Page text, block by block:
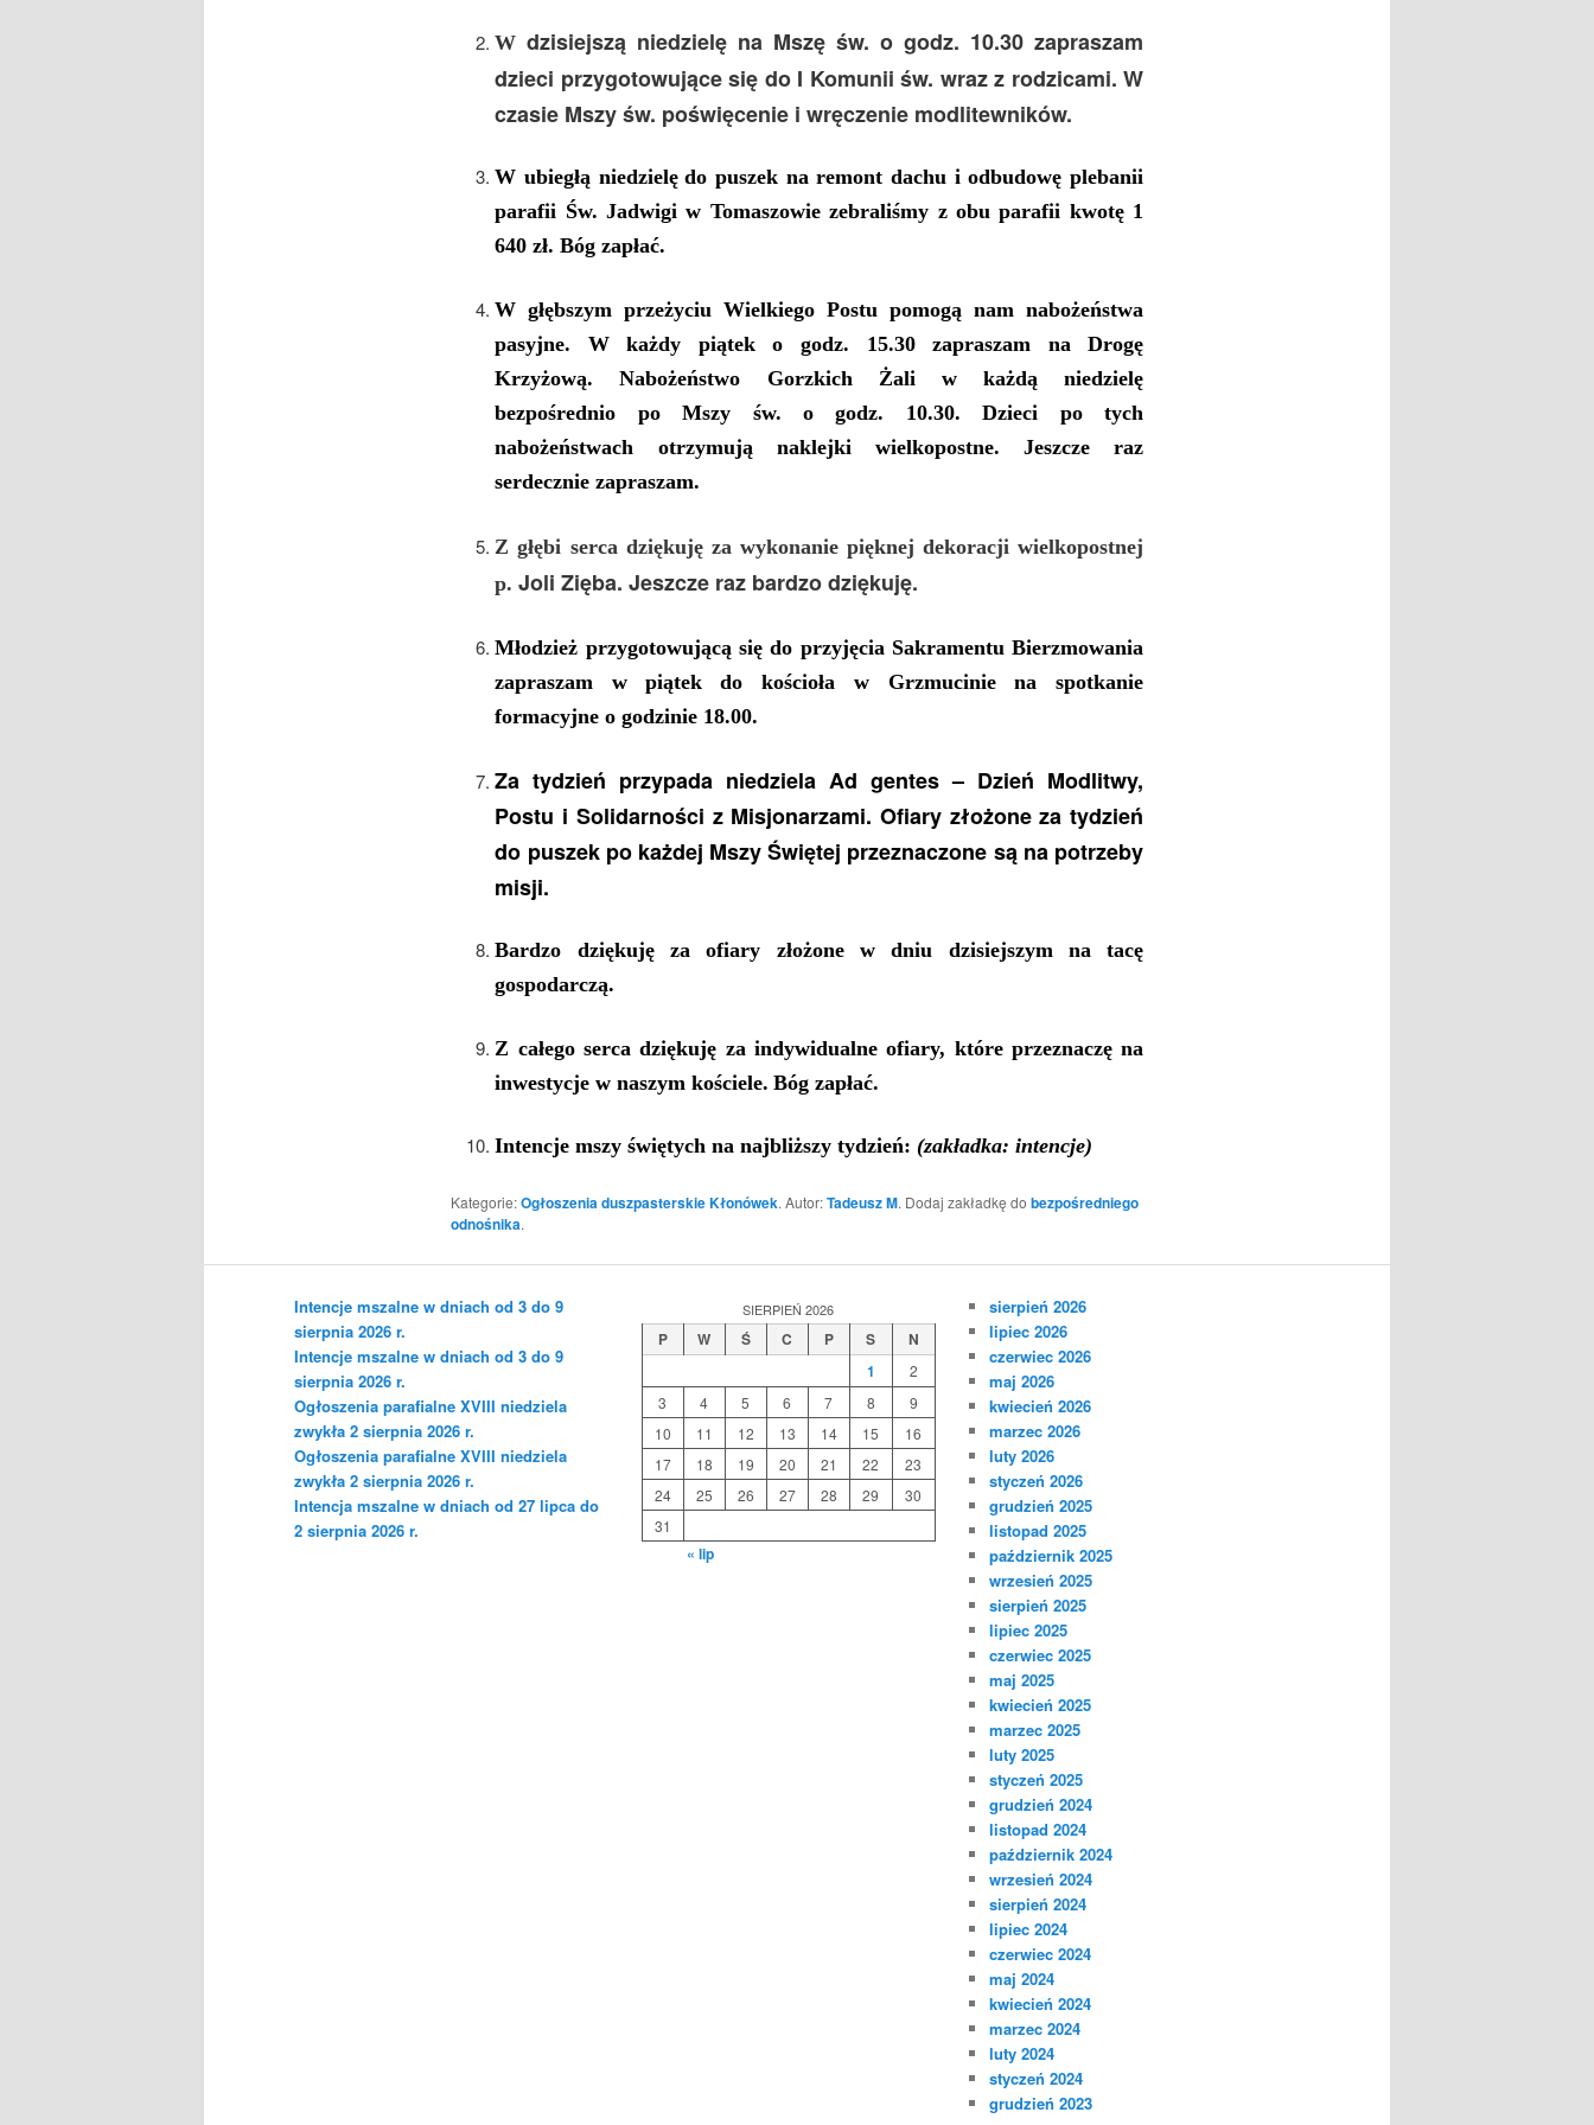
Wdzisiejszą niedzielę na Mszę św. o godz. 10.30 zapraszam
dzieci przygotowujące się do I Komunii św. wraz z rodzicami. W
czasie Mszy św. poświęcenie i wręczenie modlitewników.
Wubiegłą niedzielę do puszek na remont dachu i odbudowę plebanii
parafii Św. Jadwigi w Tomaszowiezebraliśmy z obu parafii kwotę 1
640 zł.Bóg zapłać.
W głębszym przeżyciu Wielkiego Postu pomogą nam nabożeństwa
pasyjne. W każdy piąteko godz. 15.30 zapraszam na Drogę
Krzyżową. Nabożeństwo Gorzkich Żali w każdą niedzielę
bezpośrednio po Mszy św. o godz. 10.30.Dzieci po tych
nabożeństwach otrzymują naklejki wielkopostne. Jeszcze raz
serdecznie zapraszam.
Z głębi serca dziękuję za wykonanie pięknej dekoracji wielkopostnej
p.Joli Zięba. Jeszcze raz bardzo dziękuję.
Młodzież przygotowującą się do przyjęcia Sakramentu Bierzmowania
zapraszamw piątek do kościoław Grzmucinie naspotkanie
formacyjne o godzinie 18.00.
Za tydzień przypada niedziela Ad gentes– Dzień Modlitwy,
Postu i Solidarności z Misjonarzami. Ofiary złożone za tydzień
do puszek po każdej Mszy Świętej przeznaczone są na potrzeby
misji.
Bardzo dziękuję zaofiary złożone w dniu dzisiejszym na tacę
gospodarczą.
Z całego serca dziękuję za indywidualne ofiary, które przeznaczęna
inwestycje w naszym kościele. Bóg zapłać.
Intencje mszy świętych na najbliższy tydzień: (zakładka: intencje)
Kategorie:Ogłoszenia duszpasterskie Kłonówek. Autor:Tadeusz M. Dodaj zakładkę do bezpośredniego
odnośnika.
Intencje mszalne w dniach od 3 do 9
sierpnia 2026 r.
Intencje mszalne w dniach od 3 do 9
sierpnia 2026 r.
Ogłoszenia parafialne XVIII niedziela
zwykła 2 sierpnia 2026 r.
Ogłoszenia parafialne XVIII niedziela
zwykła 2 sierpnia 2026 r.
Intencja mszalne w dniach od 27 lipca do
2 sierpnia 2026 r.
SIERPIEŃ 2026
P W Ś C P S
N
1
2
3
4 5 6 7 8
9
10
11 12 13 14 15
16
17
18 19 20 21 22
23
24
25 26 27 28 29
30
31
« lip
sierpień 2026
lipiec 2026
czerwiec 2026
maj 2026
kwiecień 2026
marzec 2026
luty 2026
styczeń 2026
grudzień 2025
listopad 2025
październik 2025
wrzesień 2025
sierpień 2025
lipiec 2025
czerwiec 2025
maj 2025
kwiecień 2025
marzec 2025
luty 2025
styczeń 2025
grudzień 2024
listopad 2024
październik 2024
wrzesień 2024
sierpień 2024
lipiec 2024
czerwiec 2024
maj 2024
kwiecień 2024
marzec 2024
luty 2024
styczeń 2024
grudzień 2023